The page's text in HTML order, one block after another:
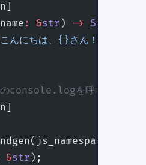
: &str ) -> String
んにちは、{}さん！"
を呼び出す
&str );